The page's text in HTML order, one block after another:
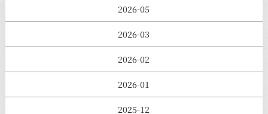
2026-05
2026-03
2026-02
2026-01
2025-12